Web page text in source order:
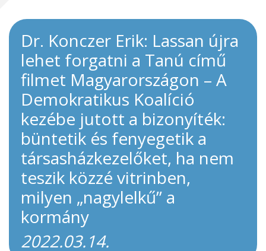
Dr. Konczer Erik: Lassan újra
lehet forgatni a Tanú című
filmet Magyarországon – A
Demokratikus Koalíció
kezébe jutott a bizonyíték:
büntetik és fenyegetik a
társasházkezelőket, ha nem
teszik közzé vitrinben,
milyen „nagylelkű” a
kormány
2022.03.14.